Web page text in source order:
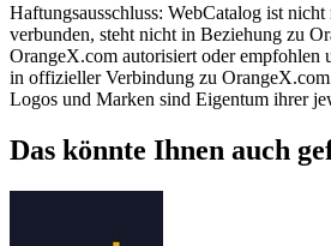
Haftungsausschluss: WebCatalog ist
verbunden, steht nicht in Beziehung zu
OrangeX.com autorisiert oder empfohlen
in offizieller Verbindung zu
Logos und Marken sind Eigentum ihrer
Das könnte Ihnen auch